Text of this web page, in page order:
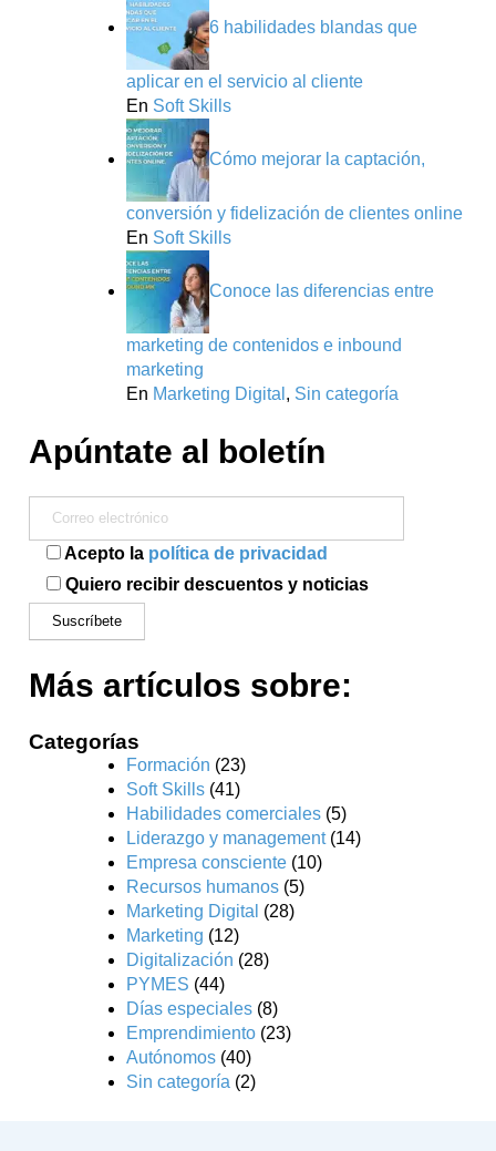
6 habilidades blandas que
aplicar en el servicio al cliente
En Soft Skills
Cómo mejorar la captación,
conversión y fidelización de clientes online
En Soft Skills
Conoce las diferencias entre
marketing de contenidos e inbound
marketing
En Marketing Digital , Sin categoría
Apúntate al boletín
Acepto la política de privacidad
Quiero recibir descuentos y noticias
Más artículos sobre:
Categorías
Formación (23)
Soft Skills (41)
Habilidades comerciales (5)
Liderazgo y management(14)
Empresa consciente (10)
Recursos humanos (5)
Marketing Digital (28)
Marketing (12)
Digitalización (28)
PYMES (44)
Días especiales (8)
Emprendimiento (23)
Autónomos (40)
Sin categoría (2)